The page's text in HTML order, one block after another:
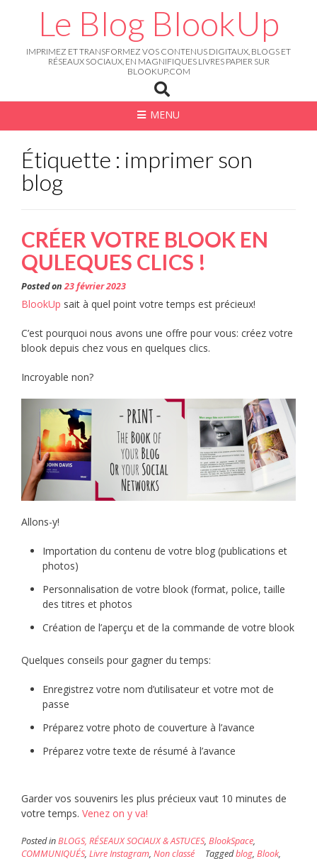
Le Blog BlookUp
IMPRIMEZ ET TRANSFORMEZ VOS CONTENUS DIGITAUX, BLOGS ET
RÉSEAUX SOCIAUX, EN MAGNIFIQUES LIVRES PAPIER SUR
BLOOKUP.COM
MENU
Étiquette : imprimer son
blog
CRÉER VOTRE BLOOK EN
QULEQUES CLICS !
Posted on23 février 2023
BlookUp sait à quel point votre temps est précieux!
C’est pourquoi nous avons une offre pour vous: créez votre
blook depuis chez vous en quelques clics.
Incroyable non?
Allons-y!
Importation du contenu de votre blog (publications et
photos)
Personnalisation de votre blook (format, police, taille
des titres et photos
Création de l’aperçu et de la commande de votre blook
Quelques conseils pour gagner du temps:
Enregistrez votre nom d’utilisateur et votre mot de
passe
Préparez votre photo de couverture à l’avance
Préparez votre texte de résumé à l’avance
Garder vos souvenirs les plus précieux vaut 10 minutes de
votre temps. Venez on y va!
Posted inBLOGS, RÉSEAUX SOCIAUX & ASTUCES, BlookSpace,
COMMUNIQUÉS, Livre Instagram, Non classé Taggedblog, Blook,